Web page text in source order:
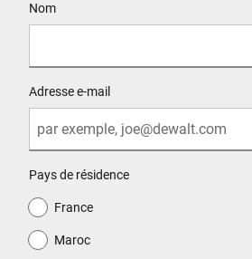
Nom
Adresse e-mail
Pays de résidence
France
Maroc